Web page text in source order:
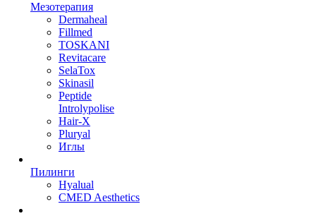
Мезотерапия
Dermaheal
Fillmed
TOSKANI
Revitacare
SelaTox
Skinasil
Peptide
Introlypolise
Hair-X
Pluryal
Иглы
Пилинги
Hyalual
CMED Aesthetics